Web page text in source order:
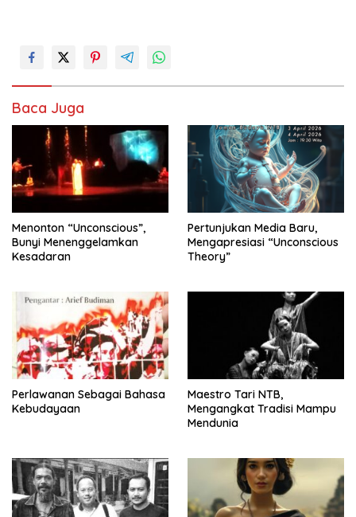
Baca Juga
Menonton “Unconscious”,
Bunyi Menenggelamkan
Kesadaran
Pertunjukan Media Baru,
Mengapresiasi “Unconscious
Theory”
Perlawanan Sebagai Bahasa
Kebudayaan
Maestro Tari NTB,
Mengangkat Tradisi Mampu
Mendunia